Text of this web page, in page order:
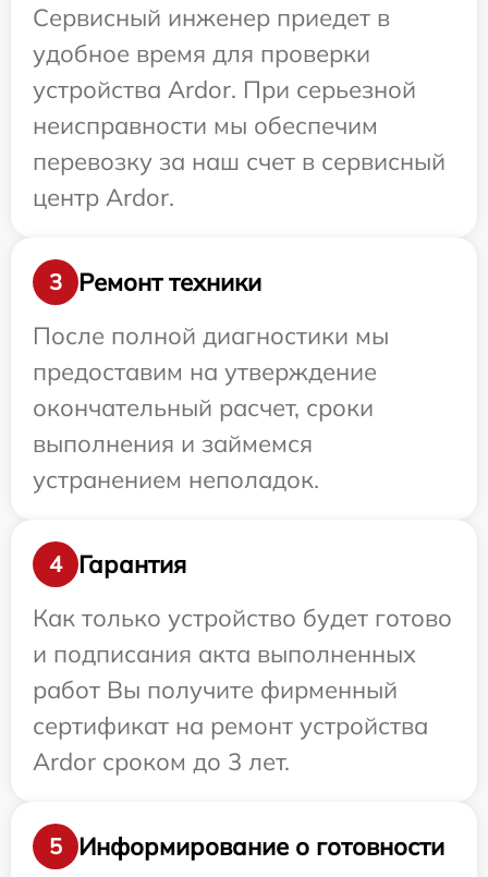
Сервисный инженер приедет в
удобное время для проверки
устройства Ardor. При серьезной
неисправности мы обеспечим
перевозку за наш счет в сервисный
центр Ardor.
3
Ремонт техники
После полной диагностики мы
предоставим на утверждение
окончательный расчет, сроки
выполнения и займемся
устранением неполадок.
4
Гарантия
Как только устройство будет готово
и подписания акта выполненных
работ Вы получите фирменный
сертификат на ремонт устройства
Ardor сроком до 3 лет.
5
Информирование о готовности